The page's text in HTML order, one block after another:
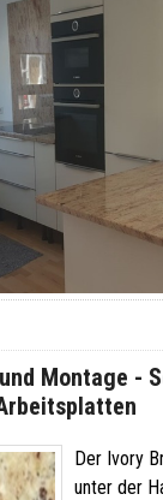
Montage -
Der Ivory
unter der